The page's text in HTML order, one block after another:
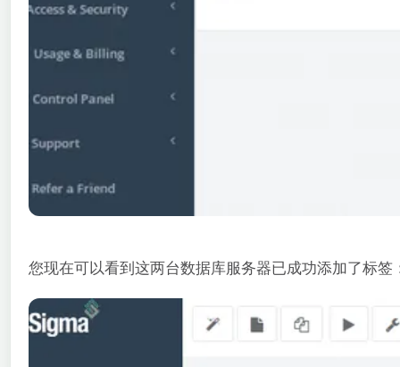
您现在可以看到这两台数据库服务器已成功添加了标签